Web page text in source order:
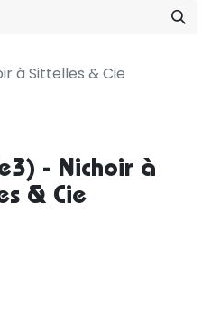
à Sittelles & Cie
- Nichoir à
& Cie